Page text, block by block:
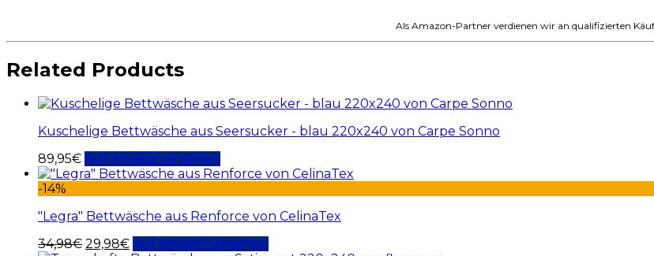
Als Amazon-Partner verdienen wir an qualifizierten
Related Products
Kuschelige Bettwäsche aus Seersucker - blau 220x240 von Carpe Sonno
89,95€ Auf Amazon ansehen
-14%
"Legra" Bettwäsche aus Renforce von CelinaTex
34,98€ 29,98€ Auf Amazon ansehen